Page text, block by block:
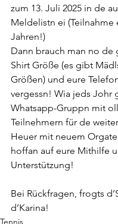
zum 13. Juli 2025 in de
Meldelistn ei (Teilnahme
Jahren!)
Dann brauch man no de
Shirt Größe (es gibt
Größen) und eure
vergessn! Wia jeds Johr
Whatsapp-Gruppn mit
Teilnehmern für de
Heuer mit neuem
hoffan auf eure Mithilfe
Unterstützung!
Bei Rückfragen, frogts
d’Karina!
Tennis